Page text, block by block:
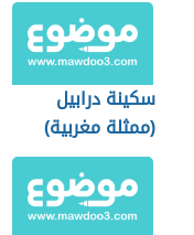
سكينة درابيل
(ممثلة مغربية)